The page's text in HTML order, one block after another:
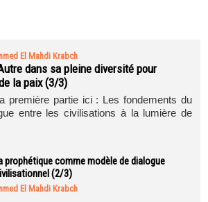
El Mahdi Krabch
dans sa pleine diversité pour
la paix (3/3)
première partie ici : Les fondements du
entre les civilisations à la lumière de
prophétique comme modèle de dialogue
(2/3)
El Mahdi Krabch